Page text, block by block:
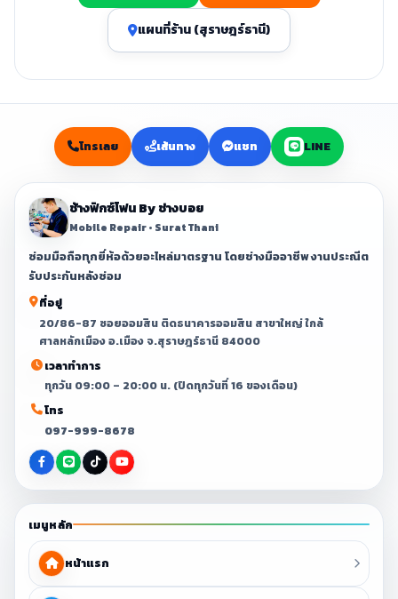
แผนที่ร้าน (สุราษฎร์ธานี)
โทรเลย เส้นทาง แชท LINE
ช้างฟิกซ์โฟน By ช่างบอย
Mobile Repair • Surat Thani
ซ่อมมือถือทุกยี่ห้อด้วยอะไหล่มาตรฐาน โดยช่างมืออาชีพ งานประณีต
รับประกันหลังซ่อม
ที่อยู่
20/86-87 ซอยออมสิน ติดธนาคารออมสิน สาขาใหญ่ ใกล้
ศาลหลักเมือง อ.เมือง จ.สุราษฎร์ธานี 84000
เวลาทำการ
ทุกวัน 09:00 – 20:00 น. (ปิดทุกวันที่ 16 ของเดือน)
โทร
097-999-8678
เมนูหลัก
หน้าแรก